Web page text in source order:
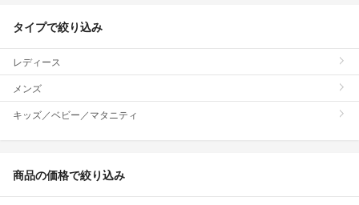
タイプで絞り込み
レディース
メンズ
キッズ／ベビー／マタニティ
商品の価格で絞り込み